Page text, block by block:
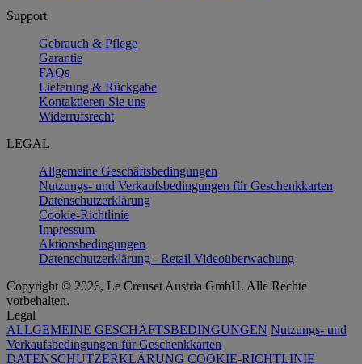
Support
Gebrauch & Pflege
Garantie
FAQs
Lieferung & Rückgabe
Kontaktieren Sie uns
Widerrufsrecht
LEGAL
Allgemeine Geschäftsbedingungen
Nutzungs- und Verkaufsbedingungen für Geschenkkarten
Datenschutzerklärung
Cookie-Richtlinie
Impressum
Aktionsbedingungen
Datenschutzerklärung - Retail Videoüberwachung
Copyright © 2026, Le Creuset Austria GmbH. Alle Rechte
vorbehalten.
Legal
ALLGEMEINE GESCHÄFTSBEDINGUNGEN Nutzungs- und
Verkaufsbedingungen für Geschenkkarten
DATENSCHUTZERKLÄRUNG COOKIE-RICHTLINIE